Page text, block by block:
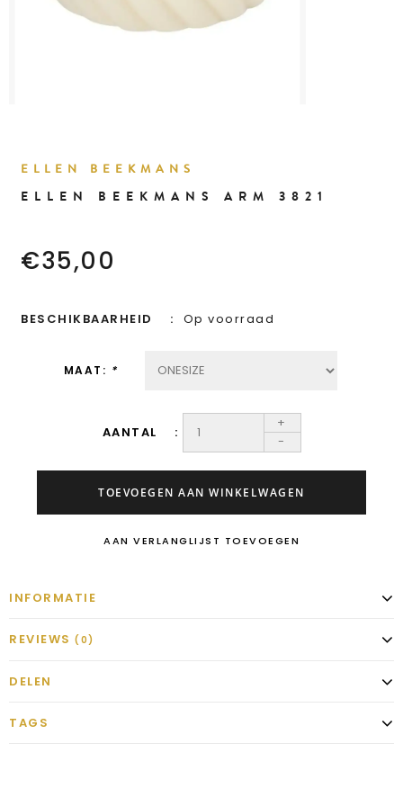
ELLEN BEEKMANS
ELLEN BEEKMANS ARM 3821
€35,00
BESCHIKBAARHEID Op voorraad
MAAT: *
AANTAL
+
-
TOEVOEGEN AAN WINKELWAGEN
AAN VERLANGLIJST TOEVOEGEN
INFORMATIE
REVIEWS (0)
DELEN
TAGS